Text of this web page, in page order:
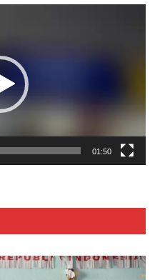
01:50